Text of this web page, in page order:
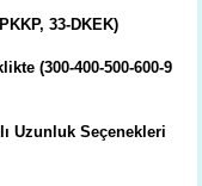
33-DKEK)
(300-400-500-600-9
Uzunluk Seçenekleri